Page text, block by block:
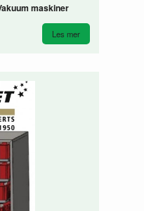
maskiner
Les mer